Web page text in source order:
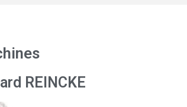
REINCKE